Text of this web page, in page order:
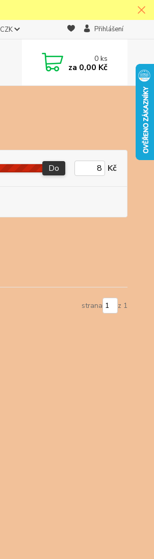
CZK Přihlášení
0ks
za 0,00 Kč
Do Kč
strana z 1